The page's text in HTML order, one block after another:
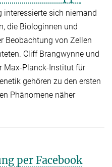
interessierte sich niemand
die Biologinnen und
Beobachtung von Zellen
Cliff Brangwynne und
Max-Planck-Institut für
gehören zu den ersten
Phänomene näher
per Facebook